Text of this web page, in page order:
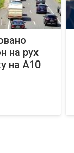
на рух
на A10